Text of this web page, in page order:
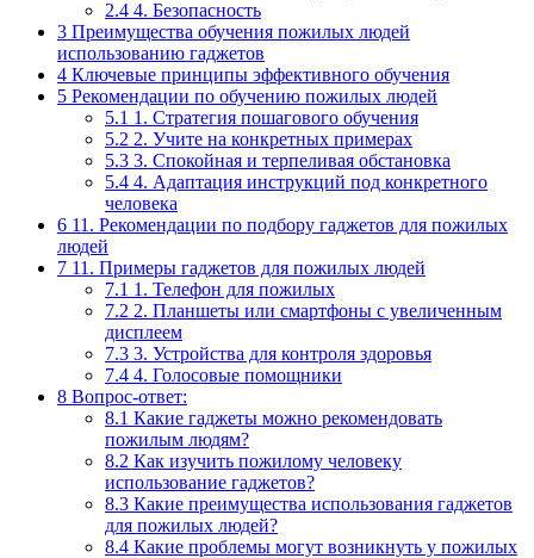
2.4 4. Безопасность
3 Преимущества обучения пожилых людей
использованию гаджетов
4 Ключевые принципы эффективного обучения
5 Рекомендации по обучению пожилых людей
5.1 1. Стратегия пошагового обучения
5.2 2. Учите на конкретных примерах
5.3 3. Спокойная и терпеливая обстановка
5.4 4. Адаптация инструкций под конкретного
человека
6 11. Рекомендации по подбору гаджетов для пожилых
людей
7 11. Примеры гаджетов для пожилых людей
7.1 1. Телефон для пожилых
7.2 2. Планшеты или смартфоны с увеличенным
дисплеем
7.3 3. Устройства для контроля здоровья
7.4 4. Голосовые помощники
8 Вопрос-ответ:
8.1 Какие гаджеты можно рекомендовать
пожилым людям?
8.2 Как изучить пожилому человеку
использование гаджетов?
8.3 Какие преимущества использования гаджетов
для пожилых людей?
8.4 Какие проблемы могут возникнуть у пожилых